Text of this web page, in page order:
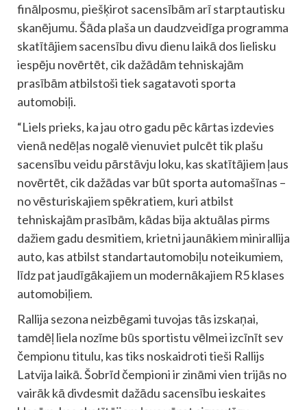
finālposmu, piešķirot sacensībām arī starptautisku
skanējumu. Šāda plaša un daudzveidīga programma
skatītājiem sacensību divu dienu laikā dos lielisku
iespēju novērtēt, cik dažādām tehniskajām
prasībām atbilstoši tiek sagatavoti sporta
automobiļi.
“Liels prieks, ka jau otro gadu pēc kārtas izdevies
vienā nedēļas nogalē vienuviet pulcēt tik plašu
sacensību veidu pārstāvju loku, kas skatītājiem ļaus
novērtēt, cik dažādas var būt sporta automašīnas –
no vēsturiskajiem spēkratiem, kuri atbilst
tehniskajām prasībām, kādas bija aktuālas pirms
dažiem gadu desmitiem, krietni jaunākiem minirallija
auto, kas atbilst standartautomobiļu noteikumiem,
līdz pat jaudīgākajiem un modernākajiem R5 klases
automobiļiem.
Rallija sezona neizbēgami tuvojas tās izskaņai,
tamdēļ liela nozīme būs sportistu vēlmei izcīnīt sev
čempionu titulu, kas tiks noskaidroti tieši Rallijs
Latvija laikā. Šobrīd čempioni ir zināmi vien trijās no
vairāk kā divdesmit dažādu sacensību ieskaites